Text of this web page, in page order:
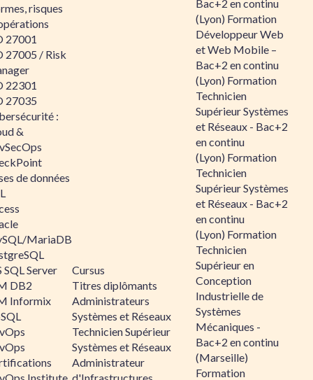
risques
27001
27005 / Risk
22301
27035
:
&
de données
MariaDB
SQL Server
DB2
Informix
Cursus
Titres diplômants
Administrateurs
Systèmes et Réseaux
Technicien Supérieur
Systèmes et Réseaux
Administrateur
Bac+2 en continu
(Lyon) Formation
Développeur Web
et Web Mobile –
Bac+2 en continu
(Lyon) Formation
Technicien
Supérieur Systèmes
et Réseaux - Bac+2
en continu
(Lyon) Formation
Technicien
Supérieur Systèmes
et Réseaux - Bac+2
en continu
(Lyon) Formation
Technicien
Supérieur en
Conception
Industrielle de
Systèmes
Mécaniques -
Bac+2 en continu
(Marseille)
Formation